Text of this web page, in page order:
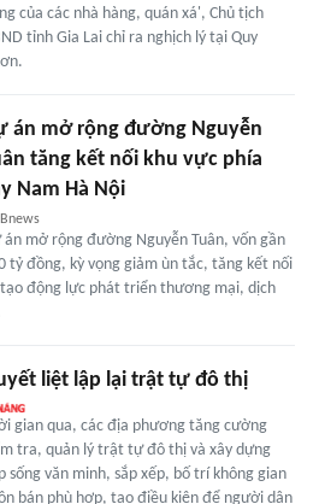
của các nhà hàng, quán xá', Chủ tịch
tỉnh Gia Lai chỉ ra nghịch lý tại Quy
án mở rộng đường Nguyễn
tăng kết nối khu vực phía
Nam Hà Nội
Bnews
án mở rộng đường Nguyễn Tuân, vốn gần
tỷ đồng, kỳ vọng giảm ùn tắc, tăng kết nối
động lực phát triển thương mại, dịch
liệt lập lại trật tự đô thị
gian qua, các địa phương tăng cường
tra, quản lý trật tự đô thị và xây dựng
sống văn minh, sắp xếp, bố trí không gian
bán phù hợp, tạo điều kiện để người dân